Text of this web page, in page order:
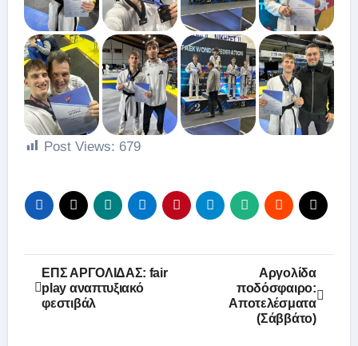
Post Views: 679
Πλοήγηση
άρθρων
ΕΠΣ ΑΡΓΟΛΙΔΑΣ: fair
play αναπτυξιακό
φεστιβάλ
Αργολίδα
ποδόσφαιρο:
Αποτελέσματα
(Σάββάτο)